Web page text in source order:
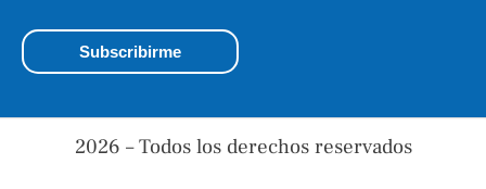
2026 – Todos los derechos reservados